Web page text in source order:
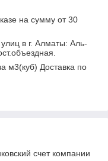
на сумму от 30
в г. Алматы: Аль-
м3(куб) Доставка по
счет компании